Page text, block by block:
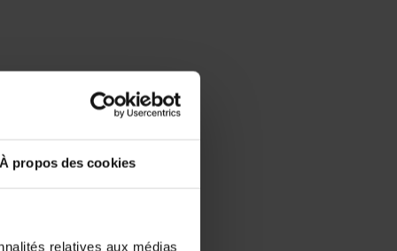
À propos des cookies
relatives aux médias
qui
de